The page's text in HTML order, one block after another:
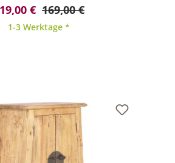
€ 169,00 €
1-3 Werktage *